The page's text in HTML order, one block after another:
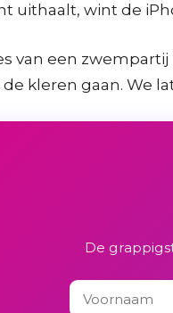
uithaalt, wint de
van een
kleren gaan. We
De